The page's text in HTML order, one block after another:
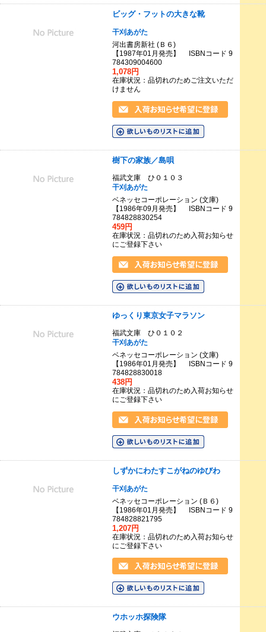
ビッグ・フットの大きな靴
干刈あがた
河出書房新社 (Ｂ６)
【1987年01月発売】 ISBNコード 9
784309004600
1,078円
在庫状況：品切れのためご注文いただ
けません
樹下の家族／島唄
福武文庫 ひ０１０３
干刈あがた
ベネッセコーポレーション (文庫)
【1986年09月発売】 ISBNコード 9
784828830254
459円
在庫状況：品切れのため入荷お知らせ
にご登録下さい
ゆっくり東京女子マラソン
福武文庫 ひ０１０２
干刈あがた
ベネッセコーポレーション (文庫)
【1986年01月発売】 ISBNコード 9
784828830018
438円
在庫状況：品切れのため入荷お知らせ
にご登録下さい
しずかにわたすこがねのゆびわ
干刈あがた
ベネッセコーポレーション (Ｂ６)
【1986年01月発売】 ISBNコード 9
784828821795
1,207円
在庫状況：品切れのため入荷お知らせ
にご登録下さい
ウホッホ探険隊